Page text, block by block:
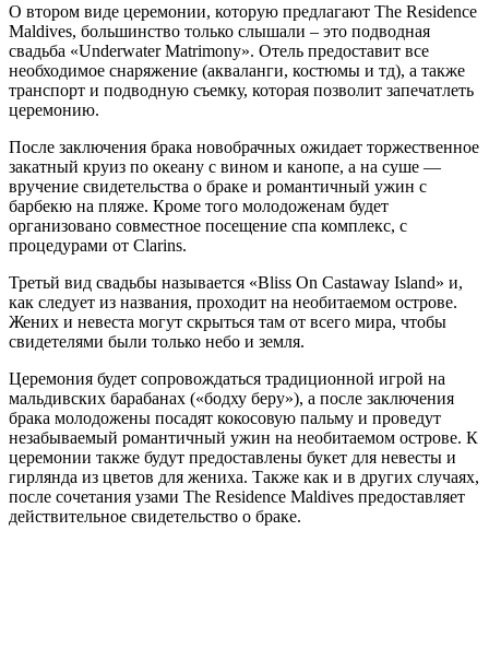
О втором виде церемонии, которую предлагают The Residence
Maldives, большинство только слышали – это подводная
свадьба «Underwater Matrimony». Отель предоставит все
необходимое снаряжение (акваланги, костюмы и тд), а также
транспорт и подводную съемку, которая позволит запечатлеть
церемонию.
После заключения брака новобрачных ожидает торжественное
закатный круиз по океану с вином и канопе, а на суше —
вручение свидетельства о браке и романтичный ужин с
барбекю на пляже. Кроме того молодоженам будет
организовано совместное посещение спа комплекс, с
процедурами от Clarins.
Третьй вид свадьбы называется «Bliss On Castaway Island» и,
как следует из названия, проходит на необитаемом острове.
Жених и невеста могут скрыться там от всего мира, чтобы
свидетелями были только небо и земля.
Церемония будет сопровождаться традиционной игрой на
мальдивских барабанах («бодху беру»), а после заключения
брака молодожены посадят кокосовую пальму и проведут
незабываемый романтичный ужин на необитаемом острове. К
церемонии также будут предоставлены букет для невесты и
гирлянда из цветов для жениха. Также как и в других случаях,
после сочетания узами The Residence Maldives предоставляет
действительное свидетельство о браке.